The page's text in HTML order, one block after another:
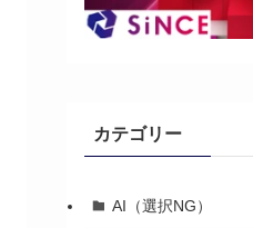
カテゴリー
AI（選択NG）